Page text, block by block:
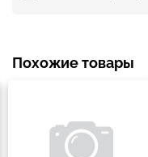
Похожие товары